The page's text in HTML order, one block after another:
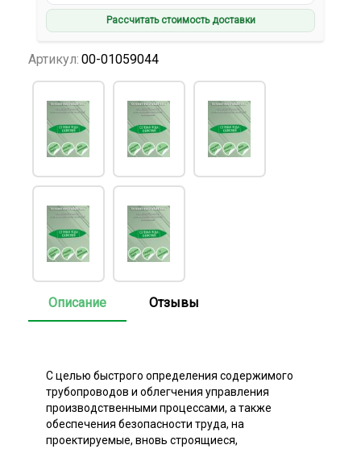
Рассчитать стоимость доставки
Артикул: 00-01059044
Описание Отзывы
С целью быстрого определения содержимого
трубопроводов и облегчения управления
производственными процессами, а также
обеспечения безопасности труда, на
проектируемые, вновь строящиеся,